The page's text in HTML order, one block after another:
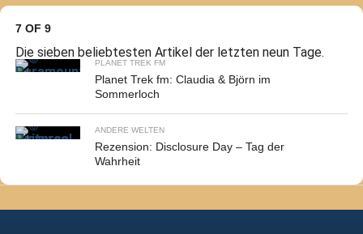
7 OF 9
Die sieben beliebtesten Artikel der letzten neun Tage.
PLANET TREK FM
Planet Trek fm: Claudia & Björn im
Sommerloch
ANDERE WELTEN
Rezension: Disclosure Day – Tag der
Wahrheit